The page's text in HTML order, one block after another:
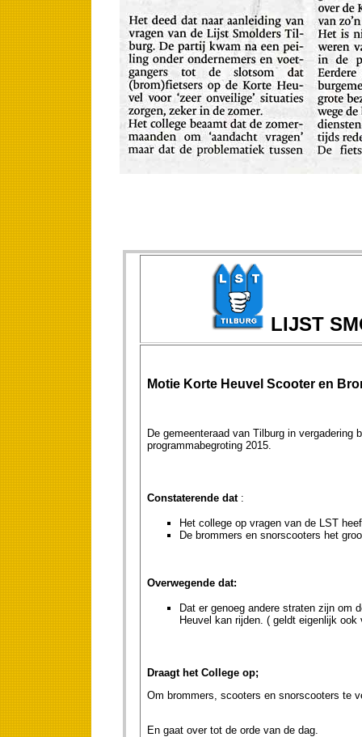
LIJST
Motie Korte Heuvel Scooter en
De gemeenteraad van Tilburg in vergadering
programmabegroting 2015.
Constaterende dat :
Het college op vragen van de LST
De brommers en snorscooters het
Overwegende dat:
Dat er genoeg andere straten zijn om
Heuvel kan rijden. ( geldt eigenlijk ook
Draagt het College op;
Om brommers, scooters en snorscooters te
En gaat over tot de orde van de dag.